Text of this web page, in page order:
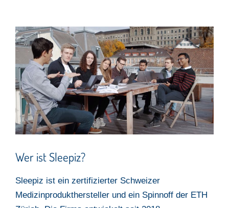
Wer ist Sleepiz?
Sleepiz ist ein zertifizierter Schweizer
Medizinprodukthersteller und ein Spinnoff der ETH